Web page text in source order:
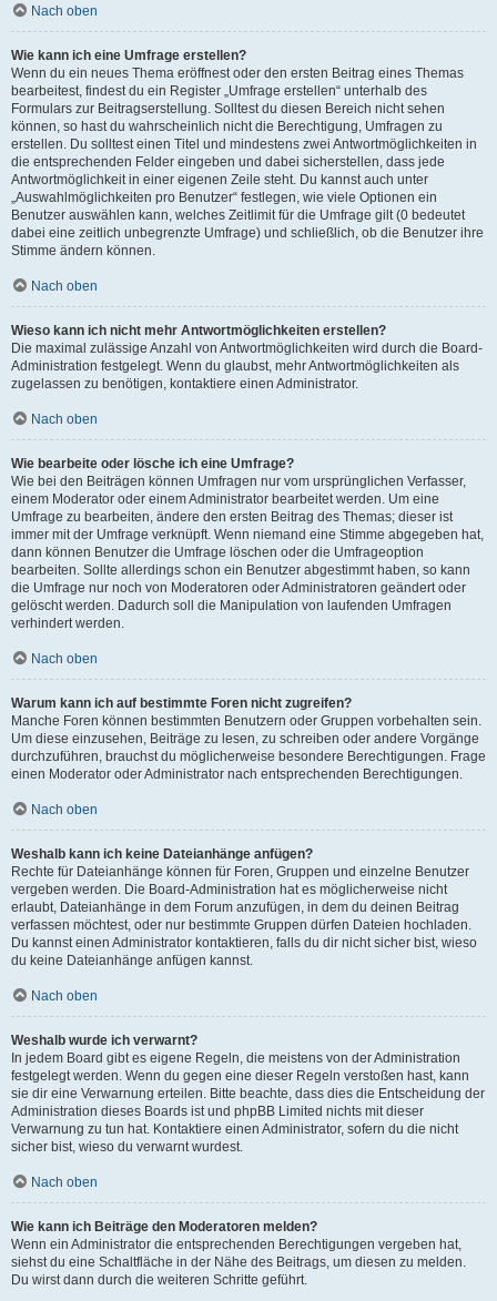
Nach oben
Wie kann ich eine Umfrage erstellen?
Wenn du ein neues Thema eröffnest oder den ersten Beitrag eines Themas
bearbeitest, findest du ein Register „Umfrage erstellen“ unterhalb des
Formulars zur Beitragserstellung. Solltest du diesen Bereich nicht sehen
können, so hast du wahrscheinlich nicht die Berechtigung, Umfragen zu
erstellen. Du solltest einen Titel und mindestens zwei Antwortmöglichkeiten in
die entsprechenden Felder eingeben und dabei sicherstellen, dass jede
Antwortmöglichkeit in einer eigenen Zeile steht. Du kannst auch unter
„Auswahlmöglichkeiten pro Benutzer“ festlegen, wie viele Optionen ein
Benutzer auswählen kann, welches Zeitlimit für die Umfrage gilt (0 bedeutet
dabei eine zeitlich unbegrenzte Umfrage) und schließlich, ob die Benutzer ihre
Stimme ändern können.
Nach oben
Wieso kann ich nicht mehr Antwortmöglichkeiten erstellen?
Die maximal zulässige Anzahl von Antwortmöglichkeiten wird durch die Board-
Administration festgelegt. Wenn du glaubst, mehr Antwortmöglichkeiten als
zugelassen zu benötigen, kontaktiere einen Administrator.
Nach oben
Wie bearbeite oder lösche ich eine Umfrage?
Wie bei den Beiträgen können Umfragen nur vom ursprünglichen Verfasser,
einem Moderator oder einem Administrator bearbeitet werden. Um eine
Umfrage zu bearbeiten, ändere den ersten Beitrag des Themas; dieser ist
immer mit der Umfrage verknüpft. Wenn niemand eine Stimme abgegeben hat,
dann können Benutzer die Umfrage löschen oder die Umfrageoption
bearbeiten. Sollte allerdings schon ein Benutzer abgestimmt haben, so kann
die Umfrage nur noch von Moderatoren oder Administratoren geändert oder
gelöscht werden. Dadurch soll die Manipulation von laufenden Umfragen
verhindert werden.
Nach oben
Warum kann ich auf bestimmte Foren nicht zugreifen?
Manche Foren können bestimmten Benutzern oder Gruppen vorbehalten sein.
Um diese einzusehen, Beiträge zu lesen, zu schreiben oder andere Vorgänge
durchzuführen, brauchst du möglicherweise besondere Berechtigungen. Frage
einen Moderator oder Administrator nach entsprechenden Berechtigungen.
Nach oben
Weshalb kann ich keine Dateianhänge anfügen?
Rechte für Dateianhänge können für Foren, Gruppen und einzelne Benutzer
vergeben werden. Die Board-Administration hat es möglicherweise nicht
erlaubt, Dateianhänge in dem Forum anzufügen, in dem du deinen Beitrag
verfassen möchtest, oder nur bestimmte Gruppen dürfen Dateien hochladen.
Du kannst einen Administrator kontaktieren, falls du dir nicht sicher bist, wieso
du keine Dateianhänge anfügen kannst.
Nach oben
Weshalb wurde ich verwarnt?
In jedem Board gibt es eigene Regeln, die meistens von der Administration
festgelegt werden. Wenn du gegen eine dieser Regeln verstoßen hast, kann
sie dir eine Verwarnung erteilen. Bitte beachte, dass dies die Entscheidung der
Administration dieses Boards ist und phpBB Limited nichts mit dieser
Verwarnung zu tun hat. Kontaktiere einen Administrator, sofern du die nicht
sicher bist, wieso du verwarnt wurdest.
Nach oben
Wie kann ich Beiträge den Moderatoren melden?
Wenn ein Administrator die entsprechenden Berechtigungen vergeben hat,
siehst du eine Schaltfläche in der Nähe des Beitrags, um diesen zu melden.
Du wirst dann durch die weiteren Schritte geführt.